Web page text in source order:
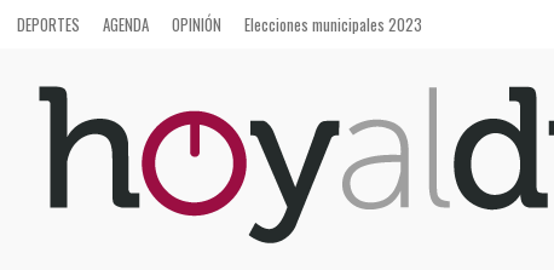
DEPORTES AGENDA OPINIÓN Elecciones municipales 2023